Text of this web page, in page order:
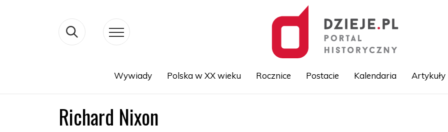
Wywiady Polska w XX wieku Rocznice Postacie Kalendaria Artykuły
Richard Nixon